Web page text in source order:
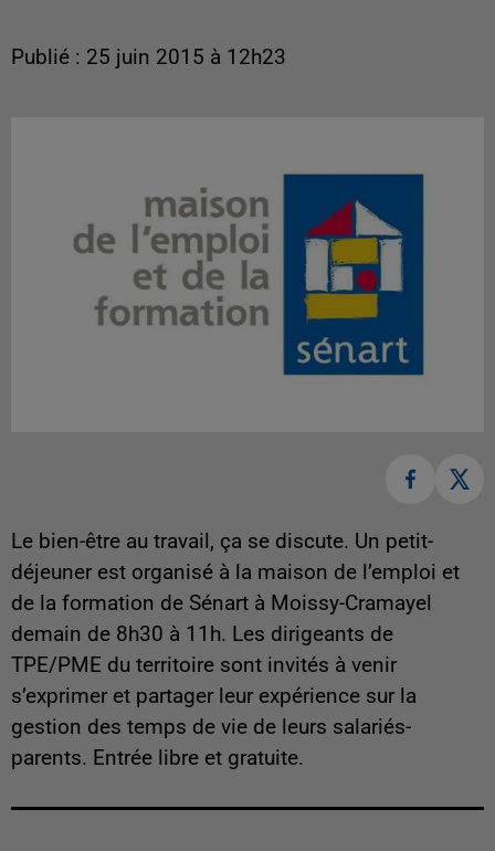
Publié : 25 juin 2015 à 12h23
Le bien-être au travail, ça se discute. Un petit-
déjeuner est organisé à la maison de l’emploi et
de la formation de Sénart à Moissy-Cramayel
demain de 8h30 à 11h. Les dirigeants de
TPE/PME du territoire sont invités à venir
s’exprimer et partager leur expérience sur la
gestion des temps de vie de leurs salariés-
parents. Entrée libre et gratuite.